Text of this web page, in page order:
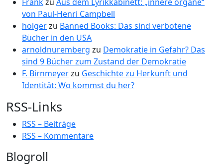
von Paul-Henri Campbell
holgerzu Banned Books: Das sind verbotene
Bücher in den USA
arnoldnuremberg zu Demokratie in Gefahr? Das
sind 9 Bücher zum Zustand der Demokratie
F. Birnmeyerzu Geschichte zu Herkunft und
Identität: Wo kommst du her?
RSS-Links
RSS – Beiträge
RSS – Kommentare
Blogroll